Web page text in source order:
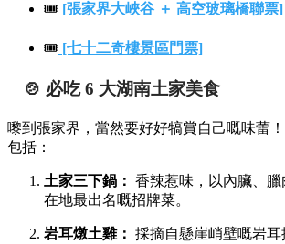
🎟️ [張家界大峽谷 ＋ 高空玻璃橋聯票]
🎟️ [七十二奇樓景區門票]
🍲 必吃 6 大湖南土家美食
嚟到張家界，當然要好好犒賞自己嘅味蕾
包括：
土家三下鍋： 香辣惹味，以內臟、
在地最出名嘅招牌菜。
岩耳燉土雞： 採摘自懸崖峭壁嘅岩